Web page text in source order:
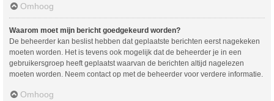
Omhoog
Waarom moet mijn bericht goedgekeurd worden?
De beheerder kan beslist hebben dat geplaatste berichten eerst nagekeken
moeten worden. Het is tevens ook mogelijk dat de beheerder je in een
gebruikersgroep heeft geplaatst waarvan de berichten altijd nagelezen
moeten worden. Neem contact op met de beheerder voor verdere informatie.
Omhoog